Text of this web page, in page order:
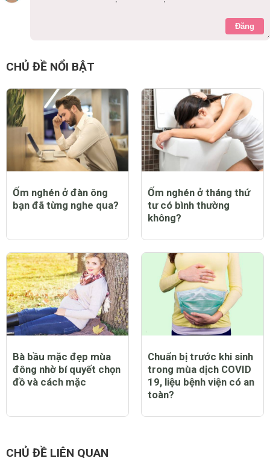
Đăng
CHỦ ĐỀ NỔI BẬT
Ốm nghén ở đàn ông
bạn đã từng nghe qua?
Ốm nghén ở tháng thứ
tư có bình thường
không?
Bà bầu mặc đẹp mùa
đông nhờ bí quyết chọn
đồ và cách mặc
Chuẩn bị trước khi sinh
trong mùa dịch COVID
19, liệu bệnh viện có an
toàn?
CHỦ ĐỀ LIÊN QUAN